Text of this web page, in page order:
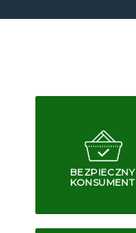
BEZPIECZNY
KONSUMENT